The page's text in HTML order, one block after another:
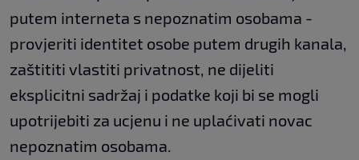
putem interneta s nepoznatim osobama -
provjeriti identitet osobe putem drugih kanala,
zaštititi vlastiti privatnost, ne dijeliti
eksplicitni sadržaj i podatke koji bi se mogli
upotrijebiti za ucjenu i ne uplaćivati novac
nepoznatim osobama.